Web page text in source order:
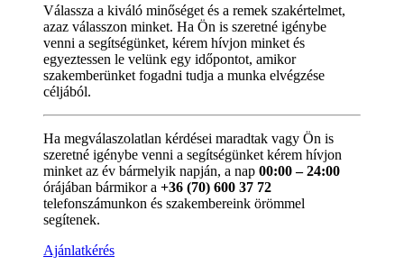
Válassza a kiváló minőséget és a remek szakértelmet,
azaz válasszon minket. Ha Ön is szeretné igénybe
venni a segítségünket, kérem hívjon minket és
egyeztessen le velünk egy időpontot, amikor
szakemberünket fogadni tudja a munka elvégzése
céljából.
Ha megválaszolatlan kérdései maradtak vagy Ön is
szeretné igénybe venni a segítségünket kérem hívjon
minket az év bármelyik napján, a nap 00:00 – 24:00
órájában bármikor a +36 (70) 600 37 72
telefonszámunkon és szakembereink örömmel
segítenek.
Ajánlatkérés